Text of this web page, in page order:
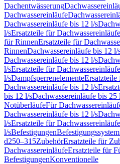
Dachentwässerung
Dachwassereinläufe
Dachwassereinläufe bis 12 l/s
l/sErsatzteile für
für RinnenErsatzteile für
RinnenDachwassereinläufe bis 12 l/
Dachwassereinläufe bis 12 l/s
l/sErsatzteile für
l/sDampfsperrenelementeErsatzteile
Dachwassereinläufe bis 12 l/s
bis 12 l/sDachwassereinläufe bis 25
NotüberläufeFür
Dachwassereinläufe bis 12 l/s
l/sErsatzteile für
l/sBefestigungen
d250–315ZubehörErsatzteile für
DachwassereinläufeErsatzteile für
BefestigungenKonventionelle